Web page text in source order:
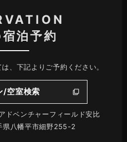
泊予約
、下記よりご予約ください。
/空室検索
ドベンチャーフィールド安比
八幡平市細野255-2